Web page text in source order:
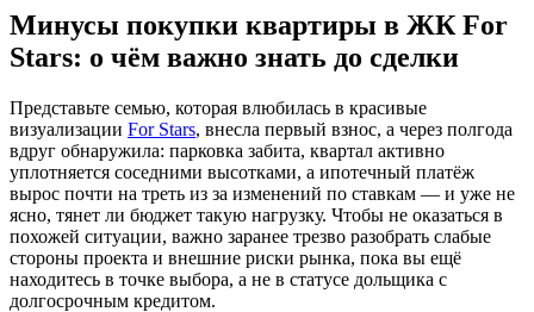
Минусы покупки квартиры в ЖК For
Stars: о чём важно знать до сделки
Представьте семью, которая влюбилась в красивые
визуализации For Stars, внесла первый взнос, а через полгода
вдруг обнаружила: парковка забита, квартал активно
уплотняется соседними высотками, а ипотечный платёж
вырос почти на треть из за изменений по ставкам — и уже не
ясно, тянет ли бюджет такую нагрузку. Чтобы не оказаться в
похожей ситуации, важно заранее трезво разобрать слабые
стороны проекта и внешние риски рынка, пока вы ещё
находитесь в точке выбора, а не в статусе дольщика с
долгосрочным кредитом.